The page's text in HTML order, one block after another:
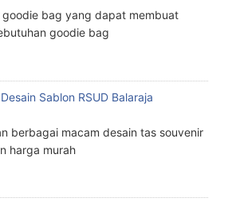
goodie bag yang dapat membuat
goodie bag
Sablon RSUD Balaraja
berbagai macam desain tas souvenir
harga murah